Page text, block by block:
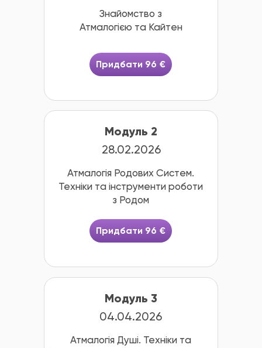
Модуль 3
04.04.2026
Модуль 2
28.02.2026
Атмалогія Душі. Техніки та
Атмалогія Родових Систем.
Техніки та інструменти роботи
з Родом
Знайомство з
Атмалогією та Кайтен
Придбати 96 €
Придбати 96 €